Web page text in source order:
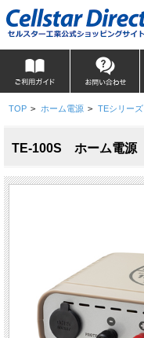
TOP > ホーム電源 > TEシリーズ
TE-100S ホーム電源